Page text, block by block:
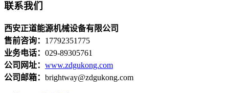
联系我们
西安正道能源机械设备有限公司
售前咨询： 17792351775
业务电话： 029-89305761
公司网址： www.zdgukong.com
公司邮箱： brightway@zdgukong.com